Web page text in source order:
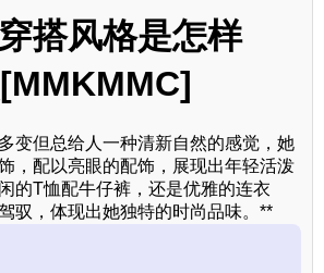
搭风格是怎样
变但总给人一种清新自然的感觉，她
，配以亮眼的配饰，展现出年轻活泼
的T恤配牛仔裤，还是优雅的连衣
驭，体现出她独特的时尚品味。**